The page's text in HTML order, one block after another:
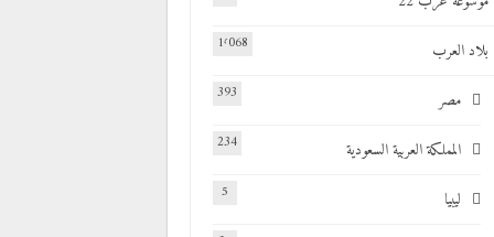
بلاد العرب 1٬068
مصر 393
المملكة العربية السعودية 234
ليبيا 5